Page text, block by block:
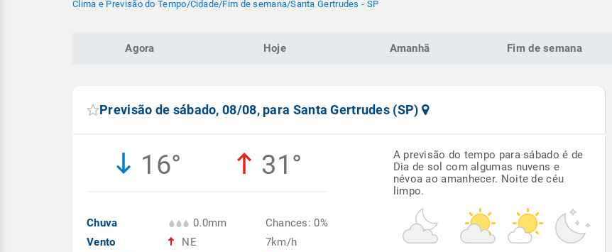
Clima e Previsão do Tempo/Cidade/Fim de semana/Santa Gertrudes - SP
Agora Hoje Amanhã Fim de semana
Previsão de sábado, 08/08, para Santa Gertrudes (SP)
16° 31°
Chuva
Vento
0.0mm
NE
Chances: 0%
7km/h
A previsão do tempo para sábado é de
Dia de sol com algumas nuvens e
névoa ao amanhecer. Noite de céu
limpo.